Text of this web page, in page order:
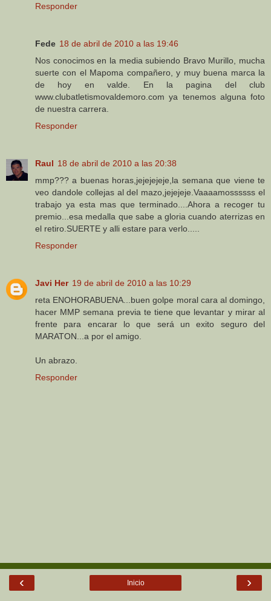
Responder
Fede 18 de abril de 2010 a las 19:46
Nos conocimos en la media subiendo Bravo Murillo, mucha
suerte con el Mapoma compañero, y muy buena marca la
de hoy en valde. En la pagina del club
www.clubatletismovaldemoro.com ya tenemos alguna foto
de nuestra carrera.
Responder
Raul 18 de abril de 2010 a las 20:38
mmp??? a buenas horas,jejejejeje,la semana que viene te
veo dandole collejas al del mazo,jejejeje.Vaaaamossssss el
trabajo ya esta mas que terminado....Ahora a recoger tu
premio...esa medalla que sabe a gloria cuando aterrizas en
el retiro.SUERTE y alli estare para verlo.....
Responder
Javi Her 19 de abril de 2010 a las 10:29
reta ENOHORABUENA...buen golpe moral cara al domingo,
hacer MMP semana previa te tiene que levantar y mirar al
frente para encarar lo que será un exito seguro del
MARATON...a por el amigo.
Un abrazo.
Responder
‹ ›
Inicio